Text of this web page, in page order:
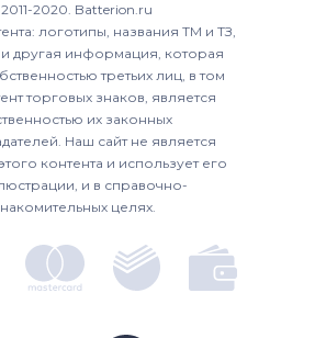
2020. Batterion.ru
логотипы, названия ТМ и ТЗ,
другая информация, которая
третьих лиц, в том
торговых знаков, является
их законных
Наш сайт не является
контента и использует его
и в справочно-
целях.